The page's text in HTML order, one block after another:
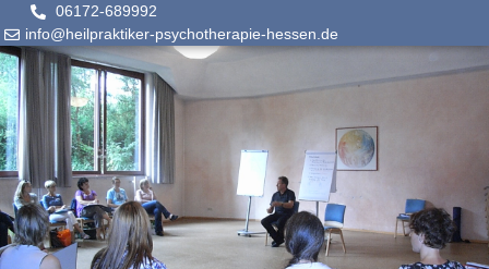
06172-689992
info@heilpraktiker-psychotherapie-hessen.de